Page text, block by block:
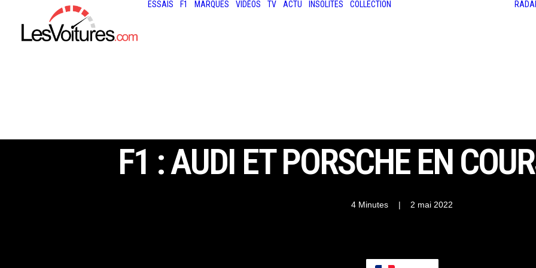
ESSAIS F1 MARQUES VIDÉOS TV ACTU INSOLITES COLLECTION
F1 : AUDI ET PORSCHE EN
4 Minutes | 2 mai 2022